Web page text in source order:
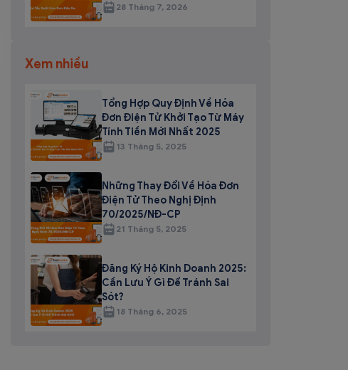
28 Tháng 7, 2026
Xem nhiều
Tổng Hợp Quy Định Về Hóa
Đơn Điện Tử Khởi Tạo Từ Máy
Tính Tiền Mới Nhất 2025
13 Tháng 5, 2025
Những Thay Đổi Về Hóa Đơn
Điện Tử Theo Nghị Định
70/2025/NĐ-CP
21 Tháng 5, 2025
Đăng Ký Hộ Kinh Doanh 2025:
Cần Lưu Ý Gì Để Tránh Sai
Sót?
18 Tháng 6, 2025